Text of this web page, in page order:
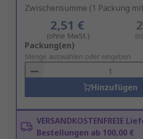
Zwischensumme (1 Packung
2,51 €
(ohne MwSt.)
Add
to
Basket
Packung(en)
Menge auswählen oder eingeben
Hinzufügen
VERSANDKOSTENFREIE
Bestellungen ab 100,00 €